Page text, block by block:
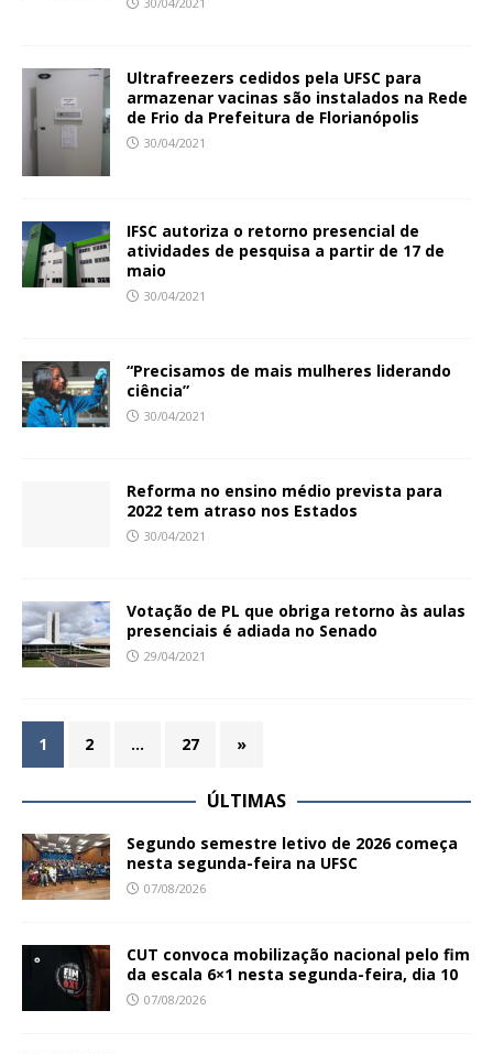
Ultrafreezers cedidos pela UFSC para
armazenar vacinas são instalados na Rede
de Frio da Prefeitura de Florianópolis
30/04/2021
IFSC autoriza o retorno presencial de
atividades de pesquisa a partir de 17 de
maio
30/04/2021
“Precisamos de mais mulheres liderando
ciência”
30/04/2021
Reforma no ensino médio prevista para
2022 tem atraso nos Estados
30/04/2021
Votação de PL que obriga retorno às aulas
presenciais é adiada no Senado
29/04/2021
1 2 … 27 »
ÚLTIMAS
Segundo semestre letivo de 2026 começa
nesta segunda-feira na UFSC
07/08/2026
CUT convoca mobilização nacional pelo fim
da escala 6×1 nesta segunda-feira, dia 10
07/08/2026